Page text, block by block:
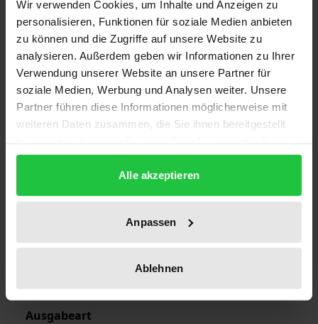
Wir verwenden Cookies, um Inhalte und Anzeigen zu
personalisieren, Funktionen für soziale Medien anbieten
zu können und die Zugriffe auf unsere Website zu
analysieren. Außerdem geben wir Informationen zu Ihrer
Verwendung unserer Website an unsere Partner für
soziale Medien, Werbung und Analysen weiter. Unsere
Partner führen diese Informationen möglicherweise mit
weiteren Daten zusammen, die Sie ihnen bereitgestellt
gesammelt haben.
Alle akzeptieren
Anpassen
Ablehnen
ISBN
978-3-7890-0359-2
Untertitel
Die sozialethischen Schranken des
Notwehrrechts nach deutschem und
griechischem Strafrecht
Erscheinungsdatum
Ausgabeart